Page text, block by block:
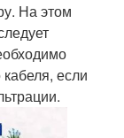
На этом
если